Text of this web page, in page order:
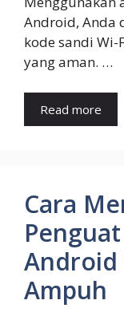
Android, Anda
kode sandi Wi-
yang aman. …
Read more
Cara
Android
Ampuh